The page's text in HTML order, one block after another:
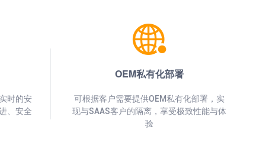
时的安
、安全
OEM私有化部署
可根据客户需要提供OEM私有化部署，实
现与SAAS客户的隔离，享受极致性能与体
验